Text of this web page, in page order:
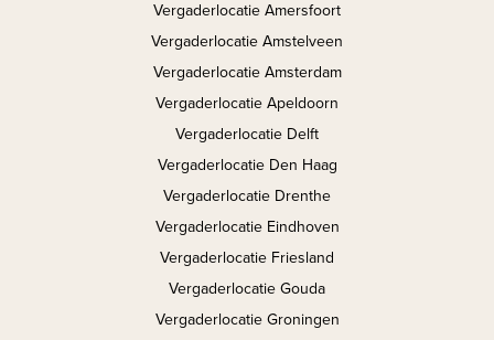
Vergaderlocatie Amersfoort
Vergaderlocatie Amstelveen
Vergaderlocatie Amsterdam
Vergaderlocatie Apeldoorn
Vergaderlocatie Delft
Vergaderlocatie Den Haag
Vergaderlocatie Drenthe
Vergaderlocatie Eindhoven
Vergaderlocatie Friesland
Vergaderlocatie Gouda
Vergaderlocatie Groningen